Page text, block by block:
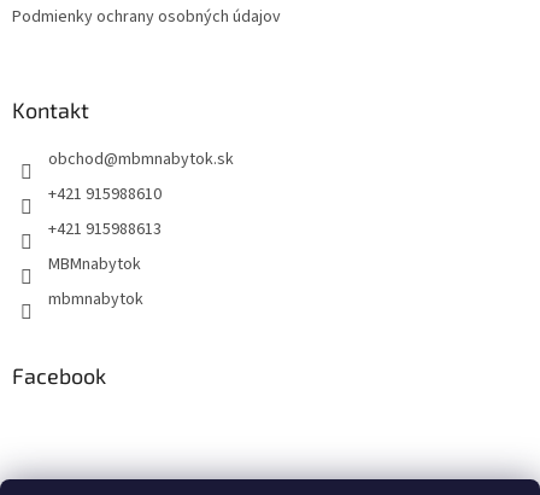
Podmienky ochrany osobných údajov
Kontakt
obchod@mbmnabytok.sk
+421 915988610
+421 915988613
MBMnabytok
mbmnabytok
Facebook
Nákupný košík